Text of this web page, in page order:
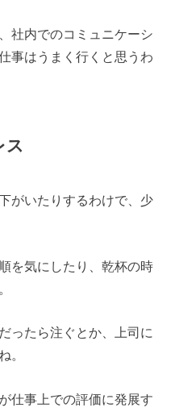
社内でのコミュニケーシ
事はうまく行くと思うわ
ス
がいたりするわけで、少
を気にしたり、乾杯の時
ったら注ぐとか、上司に
。
仕事上での評価に発展す